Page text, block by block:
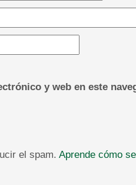
y web en este
el spam. Aprende cómo